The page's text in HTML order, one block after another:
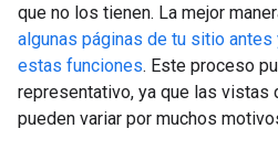
que no los tienen. La mejor
algunas páginas de tu sitio
estas funciones. Este proceso
representativo, ya que las vistas
pueden variar por muchos